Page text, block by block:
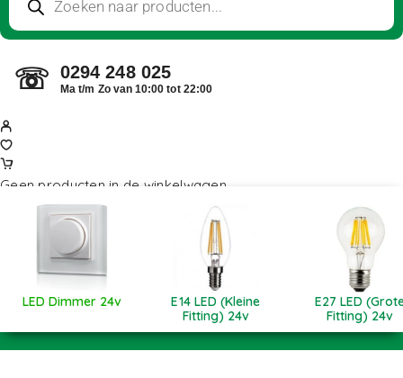
☏ 0294 248 025
Ma t/m Zo van 10:00 tot 22:00
Geen producten in de winkelwagen.
LED Dimmer 24v
E14 LED (Kleine
Fitting) 24v
E27 LED
Fitting) 24v